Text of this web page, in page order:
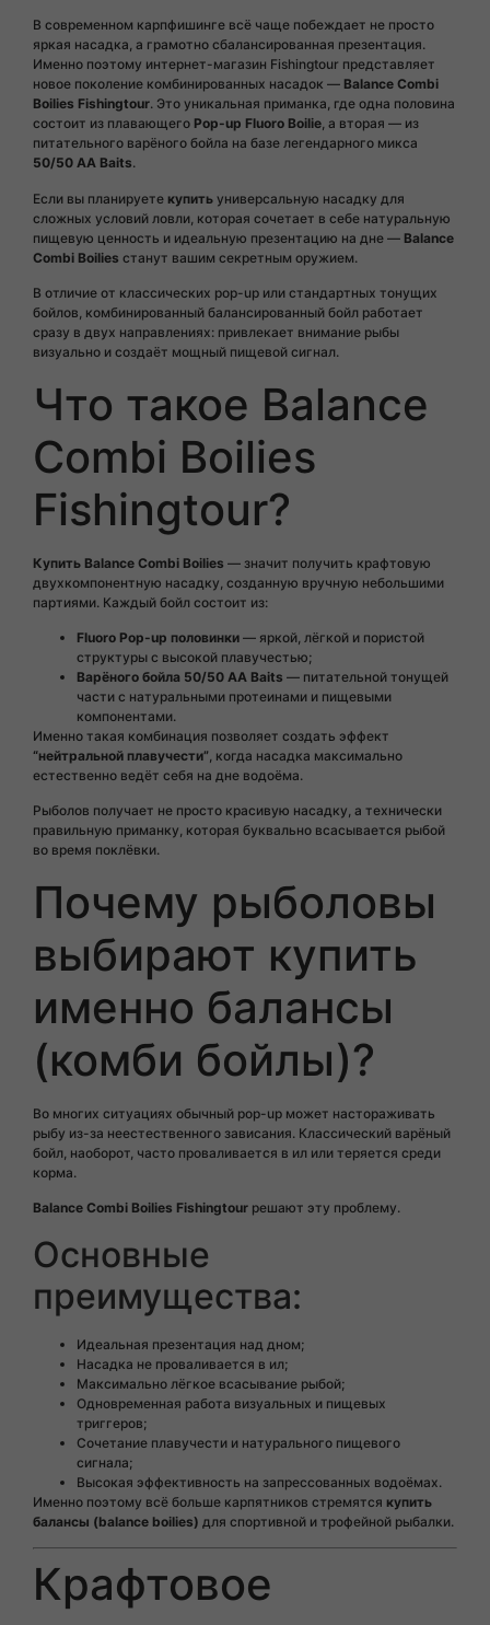
В современном карпфишинге всё чаще побеждает не просто
яркая насадка, а грамотно сбалансированная презентация.
Именно поэтому интернет-магазин Fishingtour представляет
новое поколение комбинированных насадок — Balance Combi
Boilies Fishingtour. Это уникальная приманка, где одна половина
состоит из плавающего Pop-up Fluoro Boilie, а вторая — из
питательного варёного бойла на базе легендарного микса
50/50 AA Baits.
Если вы планируете купить универсальную насадку для
сложных условий ловли, которая сочетает в себе натуральную
пищевую ценность и идеальную презентацию на дне — Balance
Combi Boilies станут вашим секретным оружием.
В отличие от классических pop-up или стандартных тонущих
бойлов, комбинированный балансированный бойл работает
сразу в двух направлениях: привлекает внимание рыбы
визуально и создаёт мощный пищевой сигнал.
Что такое Balance
Combi Boilies
Fishingtour?
Купить Balance Combi Boilies — значит получить крафтовую
двухкомпонентную насадку, созданную вручную небольшими
партиями. Каждый бойл состоит из:
Fluoro Pop-up половинки — яркой, лёгкой и пористой
структуры с высокой плавучестью;
Варёного бойла 50/50 AA Baits — питательной тонущей
части с натуральными протеинами и пищевыми
компонентами.
Именно такая комбинация позволяет создать эффект
“нейтральной плавучести” , когда насадка максимально
естественно ведёт себя на дне водоёма.
Рыболов получает не просто красивую насадку, а технически
правильную приманку, которая буквально всасывается рыбой
во время поклёвки.
Почему рыболовы
выбирают купить
именно балансы
(комби бойлы)?
Во многих ситуациях обычный pop-up может настораживать
рыбу из-за неестественного зависания. Классический варёный
бойл, наоборот, часто проваливается в ил или теряется среди
корма.
Balance Combi Boilies Fishingtour решают эту проблему.
Основные
преимущества:
Идеальная презентация над дном;
Насадка не проваливается в ил;
Максимально лёгкое всасывание рыбой;
Одновременная работа визуальных и пищевых
триггеров;
Сочетание плавучести и натурального пищевого
сигнала;
Высокая эффективность на запрессованных водоёмах.
Именно поэтому всё больше карпятников стремятся купить
балансы (balance boilies) для спортивной и трофейной рыбалки.
Крафтовое